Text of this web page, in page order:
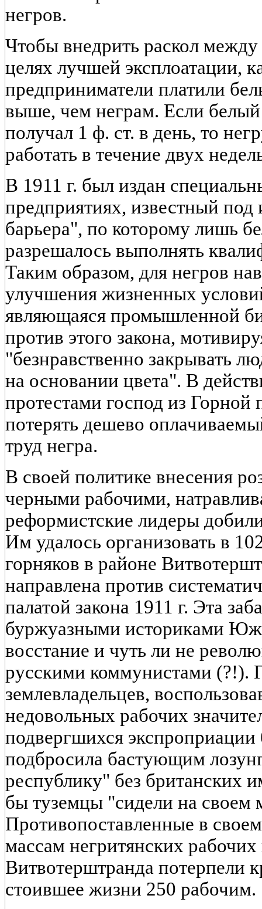
негров.
Чтобы внедрить раскол
целях лучшей эксплоатации,
предприниматели платили
выше, чем неграм. Если
получал 1 ф. ст. в день, то
работать в течение двух
В 1911 г. был издан
предприятиях, известный
барьера", по которому лишь
разрешалось выполнять
Таким образом, для негров
улучшения жизненных
являющаяся промышленной
против этого закона,
"безнравственно закрывать
на основании цвета". В
протестами господ из Горной
потерять дешево
труд негра.
В своей политике внесения
черными рабочими,
реформистские лидеры
Им удалось организовать в
горняков в районе
направлена против
палатой закона 1911 г. Эта
буржуазными историками
восстание и чуть ли не
русскими коммунистами (?!).
землевладельцев,
недовольных рабочих
подвергшихся
подбросила бастующим
республику" без британских
бы туземцы "сидели на своем
Противопоставленные в
массам негритянских рабочих
Витвотерштранда потерпели
стоившее жизни 250 рабочим.